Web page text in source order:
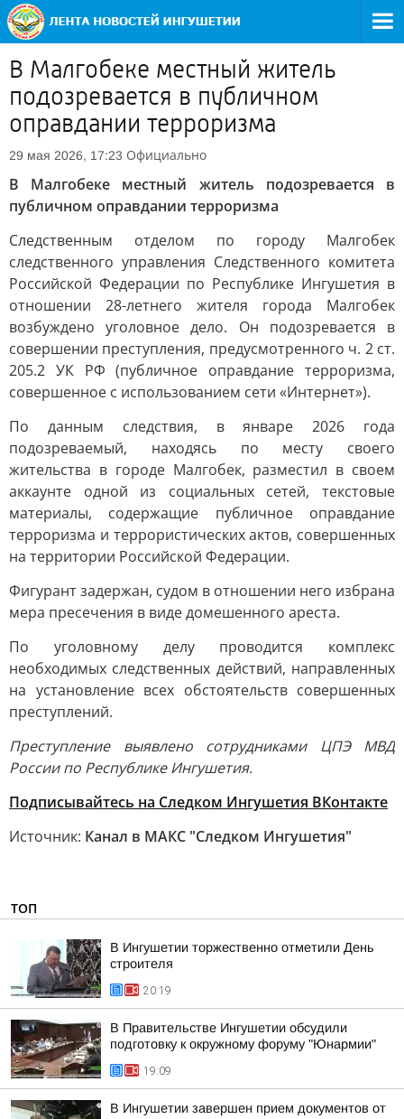
В Малгобеке местный житель
подозревается в публичном
оправдании терроризма
29 мая 2026, 17:23 Официально
В Малгобеке местный житель подозревается в
публичном оправдании терроризма
Следственным отделом по городу Малгобек
следственного управления Следственного комитета
Российской Федерации по Республике Ингушетия в
отношении 28-летнего жителя города Малгобек
возбуждено уголовное дело. Он подозревается в
совершении преступления, предусмотренного ч. 2 ст.
205.2 УК РФ (публичное оправдание терроризма,
совершенное с использованием сети «Интернет»).
По данным следствия, в январе 2026 года
подозреваемый, находясь по месту своего
жительства в городе Малгобек, разместил в своем
аккаунте одной из социальных сетей, текстовые
материалы, содержащие публичное оправдание
терроризма и террористических актов, совершенных
на территории Российской Федерации.
Фигурант задержан, судом в отношении него избрана
мера пресечения в виде домешенного ареста.
По уголовному делу проводится комплекс
необходимых следственных действий, направленных
на установление всех обстоятельств совершенных
преступлений.
Преступление выявлено сотрудниками ЦПЭ МВД
России по Республике Ингушетия.
Подписывайтесь на Следком Ингушетия ВКонтакте
Источник: Канал в МАКС "Следком Ингушетия"
ТОП
В Ингушетии торжественно отметили День
строителя
20:19
В Правительстве Ингушетии обсудили
подготовку к окружному форуму "Юнармии"
19:09
В Ингушетии завершен прием документов от